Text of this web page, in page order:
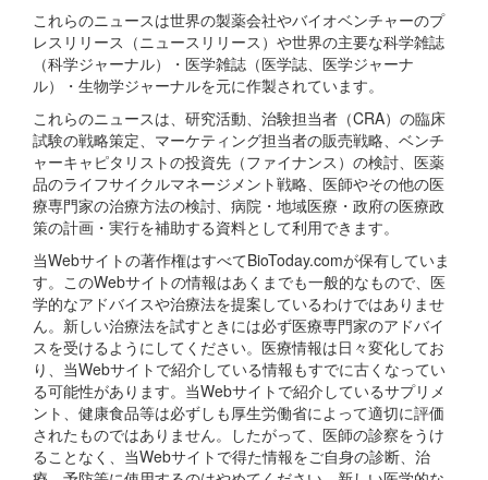
これらのニュースは世界の製薬会社やバイオベンチャーのプ
レスリリース（ニュースリリース）や世界の主要な科学雑誌
（科学ジャーナル）・医学雑誌（医学誌、医学ジャーナ
ル）・生物学ジャーナルを元に作製されています。
これらのニュースは、研究活動、治験担当者（CRA）の臨床
試験の戦略策定、マーケティング担当者の販売戦略、ベンチ
ャーキャピタリストの投資先（ファイナンス）の検討、医薬
品のライフサイクルマネージメント戦略、医師やその他の医
療専門家の治療方法の検討、病院・地域医療・政府の医療政
策の計画・実行を補助する資料として利用できます。
当Webサイトの著作権はすべてBioToday.comが保有していま
す。このWebサイトの情報はあくまでも一般的なもので、医
学的なアドバイスや治療法を提案しているわけではありませ
ん。新しい治療法を試すときには必ず医療専門家のアドバイ
スを受けるようにしてください。医療情報は日々変化してお
り、当Webサイトで紹介している情報もすでに古くなってい
る可能性があります。当Webサイトで紹介しているサプリメ
ント、健康食品等は必ずしも厚生労働省によって適切に評価
されたものではありません。したがって、医師の診察をうけ
ることなく、当Webサイトで得た情報をご自身の診断、治